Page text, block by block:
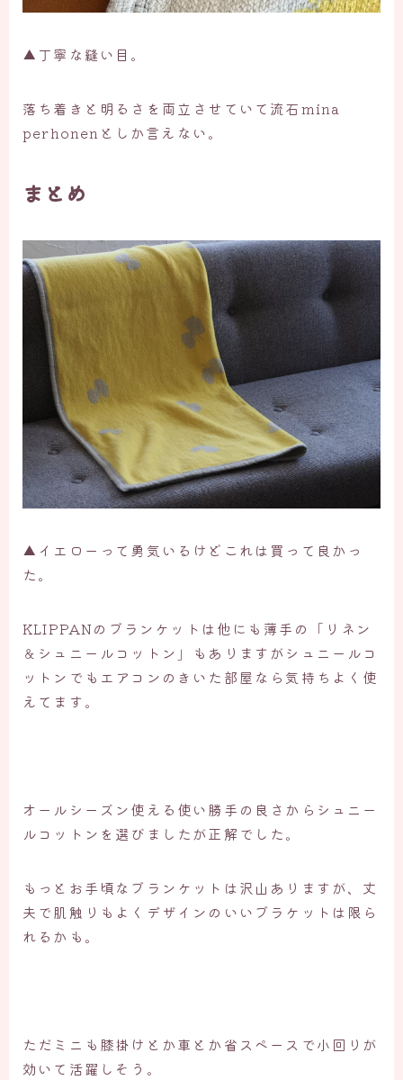
▲丁寧な縫い目。
落ち着きと明るさを両立させていて流石mina
perhonenとしか言えない。
まとめ
▲イエローって勇気いるけどこれは買って良かっ
た。
KLIPPANのブランケットは他にも薄手の「リネン
＆シュニールコットン」もありますがシュニールコ
ットンでもエアコンのきいた部屋なら気持ちよく使
えてます。
オールシーズン使える使い勝手の良さからシュニー
ルコットンを選びましたが正解でした。
もっとお手頃なブランケットは沢山ありますが、丈
夫で肌触りもよくデザインのいいブラケットは限ら
れるかも。
ただミニも膝掛けとか車とか省スペースで小回りが
効いて活躍しそう。